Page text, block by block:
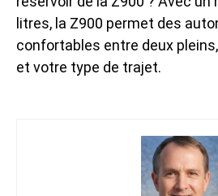
litres, la Z900 permet des
confortables entre deux
et votre type de trajet.